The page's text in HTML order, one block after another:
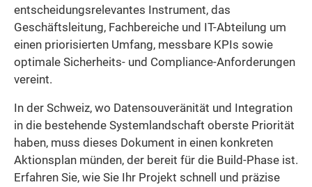
entscheidungsrelevantes Instrument, das
Geschäftsleitung, Fachbereiche und IT-Abteilung um
einen priorisierten Umfang, messbare KPIs sowie
optimale Sicherheits- und Compliance-Anforderungen
vereint.
In der Schweiz, wo Datensouveränität und Integration
in die bestehende Systemlandschaft oberste Priorität
haben, muss dieses Dokument in einen konkreten
Aktionsplan münden, der bereit für die Build-Phase ist.
Erfahren Sie, wie Sie Ihr Projekt schnell und präzise